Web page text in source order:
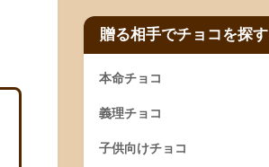
贈る相手でチョコを探す
本命チョコ
義理チョコ
子供向けチョコ